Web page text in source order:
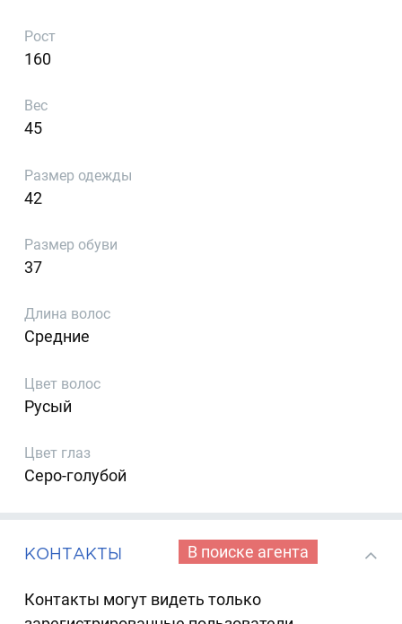
Рост
160
Вес
45
Размер одежды
42
Размер обуви
37
Длина волос
Средние
Цвет волос
Русый
Цвет глаз
Серо-голубой
КОНТАКТЫ В поиске агента
Контакты могут видеть только